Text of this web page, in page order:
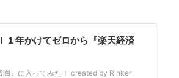
１年かけてゼロから『楽天経済
圏』に入ってみた！ created by Rinker